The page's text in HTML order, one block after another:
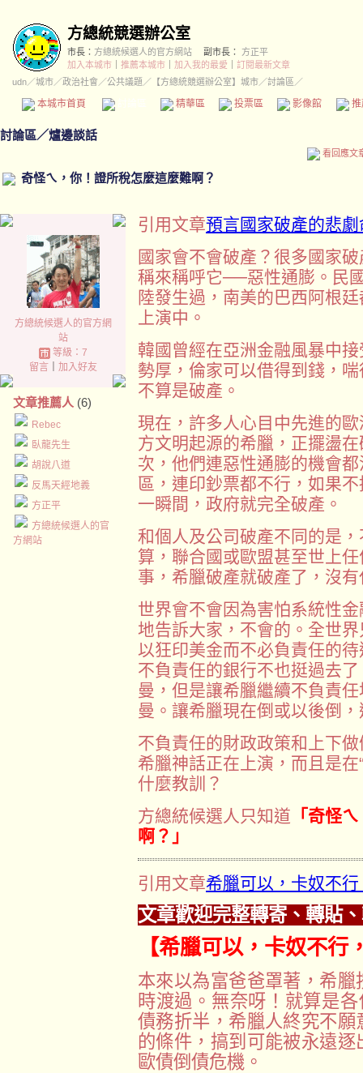
方總統競選辦公室
市長： 方總統候選人的官方網站 副市長：
方正平
加入本城市
推薦本城市 加入我的最愛
訂閱最新文章
udn／城市／政治社會 ／公共議題 ／ 【方總統競選辦公室】城市／討論區／
本城市首頁 精華區 投票區 影像館
討論區／爐邊談話
看回應文
奇怪ㄟ，你！證所稅怎麼這麼難啊？
方總統候選人的官方網
站
等級：7
留言｜ 加入好友
文章推薦人 (6)
Rebec
臥龍先生
胡說八道
反馬天經地義
方正平
方總統候選人的官
方網站
引用文章預言國家破產的悲
國家會不會破產？很多國家
稱來稱呼它──惡性通膨。民
陸發生過，南美的巴西阿根
上演中。
韓國曾經在亞洲金融風暴中
勢厚，倫家可以借得到錢，
不算是破產。
現在，許多人心目中先進的
方文明起源的希臘，正擺盪
次，他們連惡性通膨的機會
區，連印鈔票都不行，如果
一瞬間，政府就完全破產。
和個人及公司破產不同的是
算，聯合國或歐盟甚至世上
事，希臘破產就破產了，沒
世界會不會因為害怕系統性
地告訴大家，不會的。全世
以狂印美金而不必負責任的
不負責任的銀行不也挺過去
曼，但是讓希臘繼續不負責
曼。讓希臘現在倒或以後倒
不負責任的財政政策和上下
希臘神話正在上演，而且是
什麼教訓？
方總統候選人只知道 「奇怪
啊？」
引用文章希臘可以，卡奴不
文章歡迎完整轉寄、轉貼
【希臘可以，卡奴不行
本來以為富爸爸罩著，希
時渡過。無奈呀！就算是
債務折半，希臘人終究不
的條件，搞到可能被永遠
歐債倒債危機。